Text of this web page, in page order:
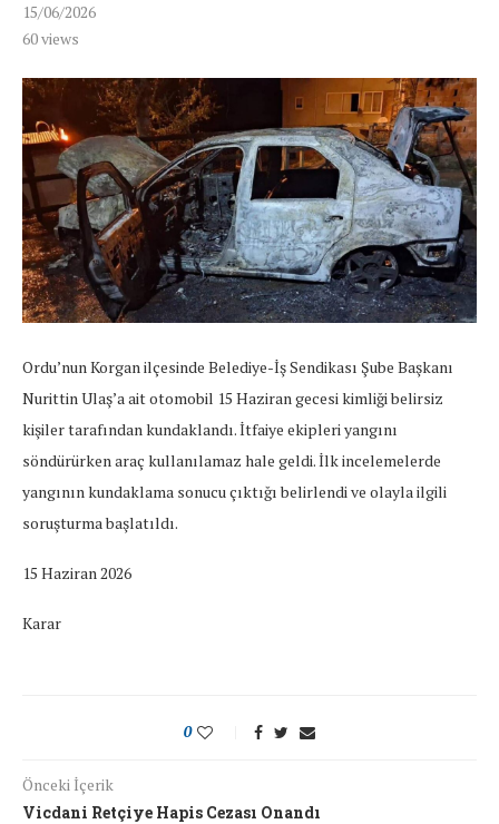
15/06/2026
60views
Ordu’nun Korgan ilçesinde Belediye-İş Sendikası Şube Başkanı
Nurittin Ulaş’a ait otomobil 15 Haziran gecesi kimliği belirsiz
kişiler tarafından kundaklandı. İtfaiye ekipleri yangını
söndürürken araç kullanılamaz hale geldi. İlk incelemelerde
yangının kundaklama sonucu çıktığı belirlendi ve olayla ilgili
soruşturma başlatıldı.
15 Haziran 2026
Karar
0
Önceki İçerik
Vicdani Retçiye Hapis Cezası Onandı